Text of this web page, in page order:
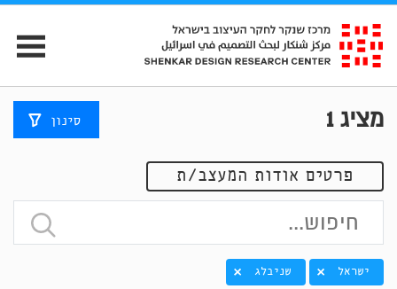
מציג1 סינון
פרטים אודות המעצב/ת
ישראל שניבלג